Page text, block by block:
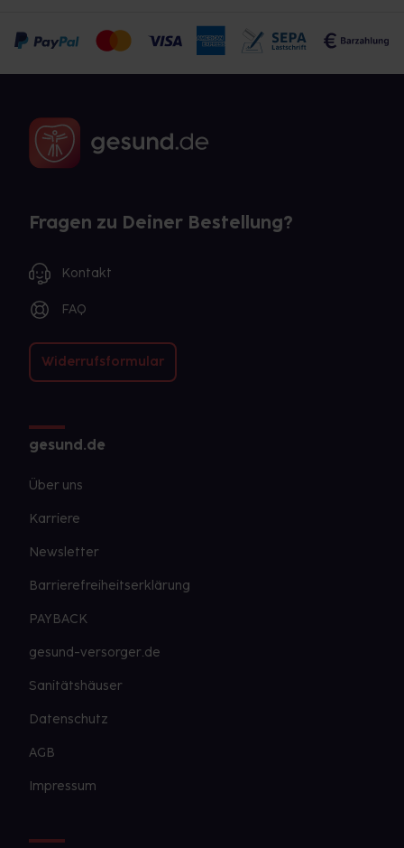
Fragen zu Deiner Bestellung?
Kontakt
FAQ
Widerrufsformular
gesund.de
Über uns
Karriere
Newsletter
Barrierefreiheitserklärung
PAYBACK
gesund-versorger.de
Sanitätshäuser
Datenschutz
AGB
Impressum